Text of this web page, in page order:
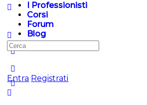
I Professionisti
Corsi
Forum
Blog
Entra Registrati